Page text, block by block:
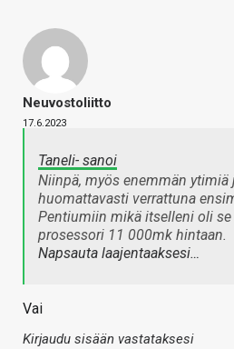
Neuvostoliitto
17.6.2023
Taneli- sanoi
Niinpä, myös enemmän ytimiä
huomattavasti verrattuna
Pentiumiin mikä itselleni oli
prosessori 11 000mk hintaan.
Napsauta laajentaaksesi…
Vai
Kirjaudu sisään vastataksesi